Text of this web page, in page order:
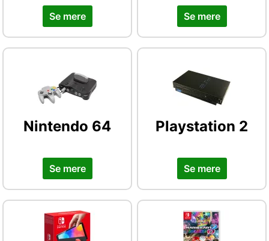
Se mere Se mere
Nintendo 64
Se mere
Playstation 2
Se mere